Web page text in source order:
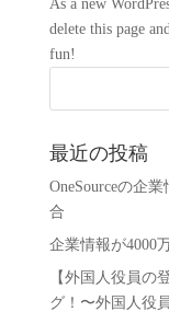
As a new
delete this page
fun!
最近の投稿
OneSourceの企
合
企業情報が4000
【外国人役員の
グ！〜外国人役